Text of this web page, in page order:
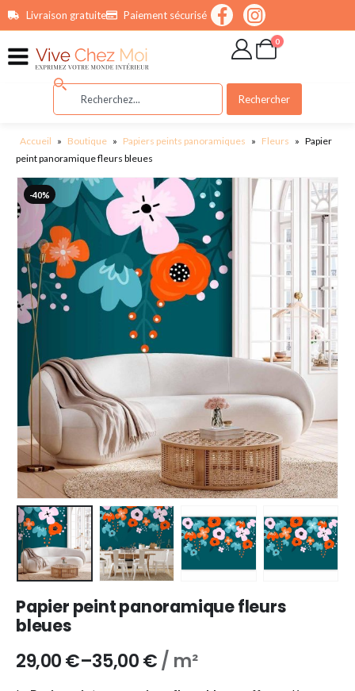
principalLivraison gratuite Paiement sécurisé
0
Rechercher
Accueil » Boutique » Papiers peints panoramiques » Fleurs » Papier
peint panoramique fleurs bleues
-40%
Papier peint panoramique fleurs
bleues
29,00€–35,00€/ m²